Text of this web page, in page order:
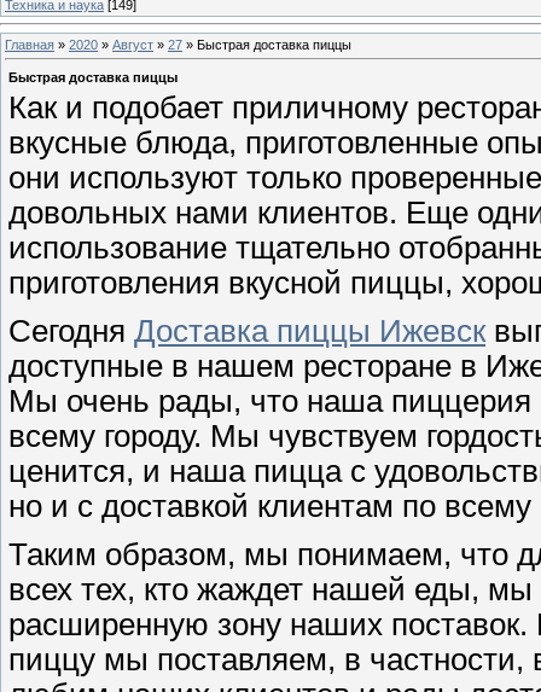
Техника и наука [149]
Главная » 2020 » Август » 27 » Быстрая доставка пиццы
Быстрая доставка пиццы
Как и подобает приличному
вкусные блюда, приготовленные
они используют только
довольных нами клиентов. Еще
использование тщательно
приготовления вкусной пиццы,
Сегодня Доставка пиццы Ижевск
доступные в нашем ресторане в
Мы очень рады, что наша пиццерия
всему городу. Мы чувствуем
ценится, и наша пицца с
но и с доставкой клиентам по всему
Таким образом, мы понимаем, что
всех тех, кто жаждет нашей еды,
расширенную зону наших
пиццу мы поставляем, в